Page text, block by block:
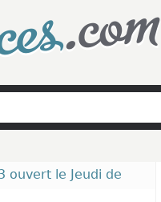
.com
ouvert le Jeudi de